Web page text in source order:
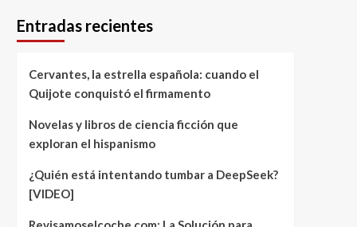
Entradas recientes
Cervantes, la estrella española: cuando el
Quijote conquistó el firmamento
Novelas y libros de ciencia ficción que
exploran el hispanismo
¿Quién está intentando tumbar a DeepSeek?
[VIDEO]